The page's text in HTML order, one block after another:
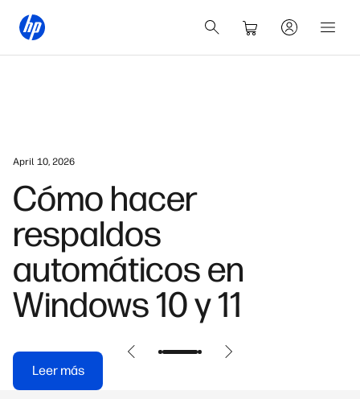
April 10, 2026
Cómo hacer
respaldos
automáticos en
Windows 10 y 11
Leer más